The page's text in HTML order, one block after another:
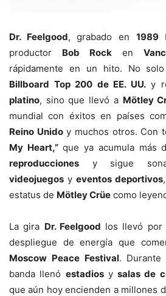
Dr. Feelgood, grabado en 1989
productor Bob Rock en
rápidamente en un hito. No
Billboard Top 200 de EE. UU.y
platino, sino que llevó a Mötley
mundial con éxitos en países
Reino Unidoy muchos otros. Con
My Heart,”que ya acumula más
reproducciones y sigue
videojuegos y eventos deportivos
estatus de Mötley Crüe como
La gira Dr. Feelgood los llevó por
despliegue de energía que
Moscow Peace Festival. Durante
banda llenó estadiosy salas de
que aún hoy encienden a millones